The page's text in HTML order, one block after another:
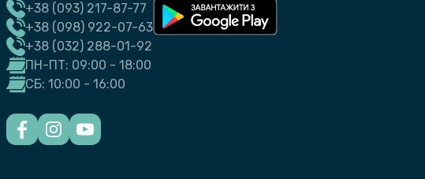
+38 (093) 217-87-77
+38 (098) 922-07-63
+38 (032) 288-01-92
ПН-ПТ: 09:00 - 18:00
СБ: 10:00 - 16:00